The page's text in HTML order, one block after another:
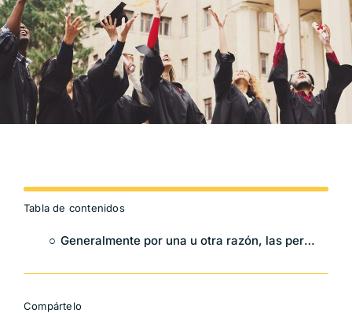
Tabla de contenidos
Generalmente por una u otra razón, las personas abandonan sus estudios universitarios poco tiempo después de iniciarlos o simplemente nunca cursan licenciaturas al salir de la preparatoria y se dedican a trabajar.
Compártelo